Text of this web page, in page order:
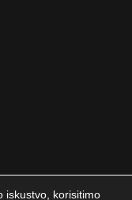
iskustvo, korisitimo